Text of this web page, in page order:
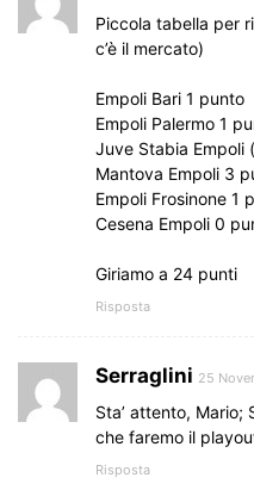
Piccola tabella per
c’è il mercato)
Empoli Bari 1 punto
Empoli Palermo 1
Juve Stabia Empoli
Mantova Empoli 3
Empoli Frosinone 1
Cesena Empoli 0
Giriamo a 24 punti
Risposta
Serraglini 25
Sta’ attento, Mario;
che faremo il
Risposta